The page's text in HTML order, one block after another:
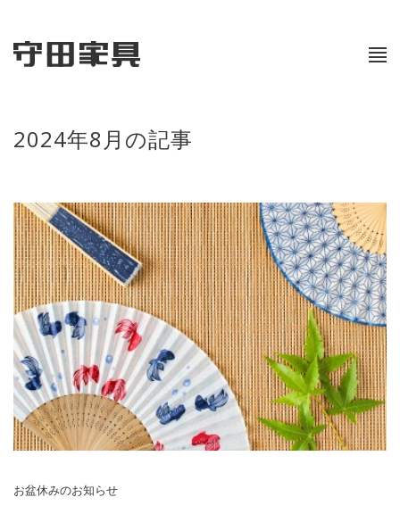
2024年8月の記事
お盆休みのお知らせ